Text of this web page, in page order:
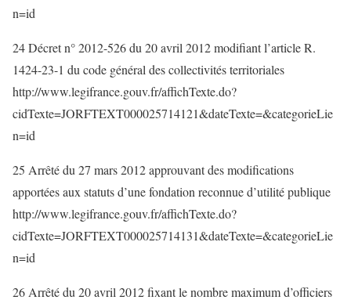
n=id
24 Décret n° 2012-526 du 20 avril 2012 modifiant l’article R.
1424-23-1 du code général des collectivités territoriales
http://www.legifrance.gouv.fr/affichTexte.do?
cidTexte=JORFTEXT000025714121&dateTexte=&categorieLie
n=id
25 Arrêté du 27 mars 2012 approuvant des modifications
apportées aux statuts d’une fondation reconnue d’utilité publique
http://www.legifrance.gouv.fr/affichTexte.do?
cidTexte=JORFTEXT000025714131&dateTexte=&categorieLie
n=id
26 Arrêté du 20 avril 2012 fixant le nombre maximum d’officiers